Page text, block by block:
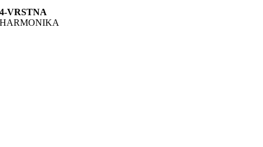
4-VRSTNA
HARMONIKA